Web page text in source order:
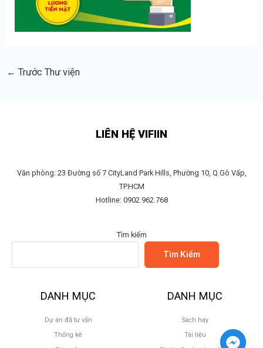
← Trước Thư viện
LIÊN HỆ VIFIIN
Văn phòng: 23 Đường số 7 CityLand Park Hills, Phường 10, Q.Gò Vấp,
TP.HCM
Hotline: 0902.962.768
Tìm kiếm
Tìm Kiếm
DANH MỤC
Dự án đã tư vấn
Thống kê
DANH MỤC
Sách hay
Tài liệu